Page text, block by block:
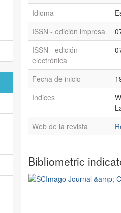
Idioma
ISSN - edición impresa
ISSN - edición
electrónica
Fecha de inicio
Indices
Web de la revista
Bibliometric